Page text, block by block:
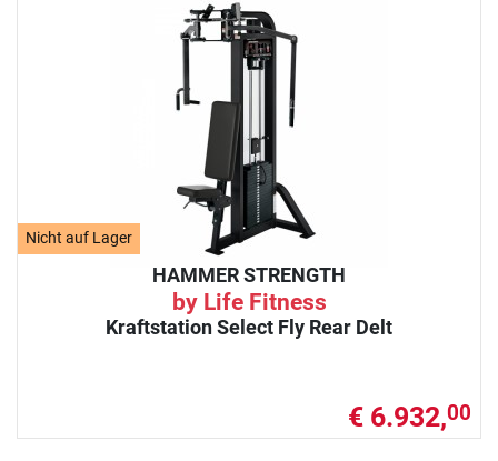
Nicht auf Lager
HAMMER STRENGTH
by Life Fitness
Kraftstation Select Fly Rear Delt
€ 6.932,00